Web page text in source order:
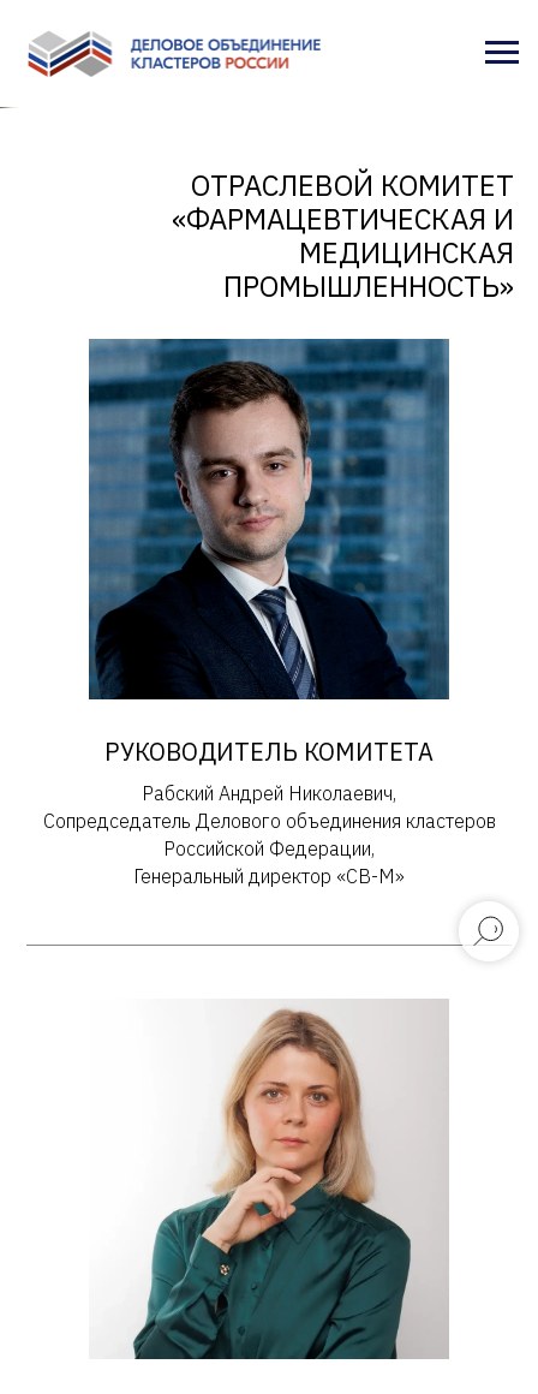
ОТРАСЛЕВОЙ КОМИТЕТ
«ФАРМАЦЕВТИЧЕСКАЯ И
МЕДИЦИНСКАЯ
ПРОМЫШЛЕННОСТЬ»
РУКОВОДИТЕЛЬ КОМИТЕТА
Рабский Андрей Николаевич,
Сопредседатель Делового объединения кластеров
Российской Федерации,
Генеральный директор «СВ-М»